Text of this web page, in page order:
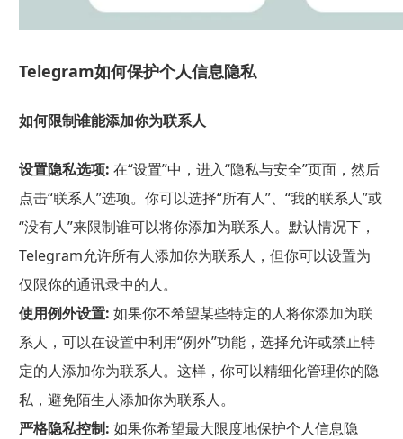
Telegram如何保护个人信息隐私
如何限制谁能添加你为联系人
设置隐私选项: 在“设置”中，进入“隐私与安全”页面，然后
点击“联系人”选项。你可以选择“所有人”、“我的联系人”或
“没有人”来限制谁可以将你添加为联系人。默认情况下，
Telegram允许所有人添加你为联系人，但你可以设置为
仅限你的通讯录中的人。
使用例外设置: 如果你不希望某些特定的人将你添加为联
系人，可以在设置中利用“例外”功能，选择允许或禁止特
定的人添加你为联系人。这样，你可以精细化管理你的隐
私，避免陌生人添加你为联系人。
严格隐私控制: 如果你希望最大限度地保护个人信息隐